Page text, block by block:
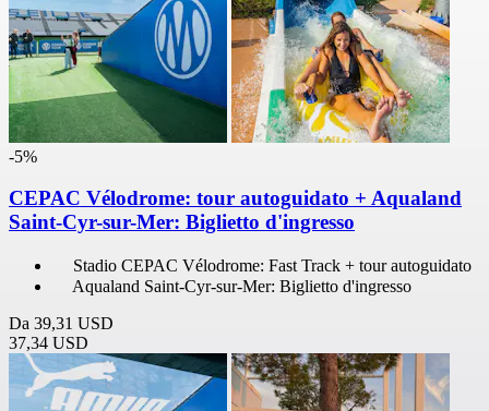
-5%
CEPAC Vélodrome: tour autoguidato + Aqualand
Saint-Cyr-sur-Mer: Biglietto d'ingresso
Stadio CEPAC Vélodrome: Fast Track + tour autoguidato
Aqualand Saint-Cyr-sur-Mer: Biglietto d'ingresso
Da 39,31 USD
37,34 USD